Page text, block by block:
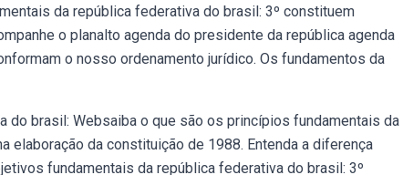
da república federativa do brasil: 3º constituem
o planalto agenda do presidente da república agenda
o nosso ordenamento jurídico. Os fundamentos da
brasil: Websaiba o que são os princípios fundamentais da
elaboração da constituição de 1988. Entenda a diferença
fundamentais da república federativa do brasil: 3º